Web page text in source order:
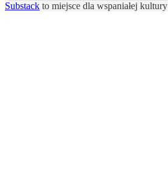
Substack to miejsce dla wspaniałej kultury